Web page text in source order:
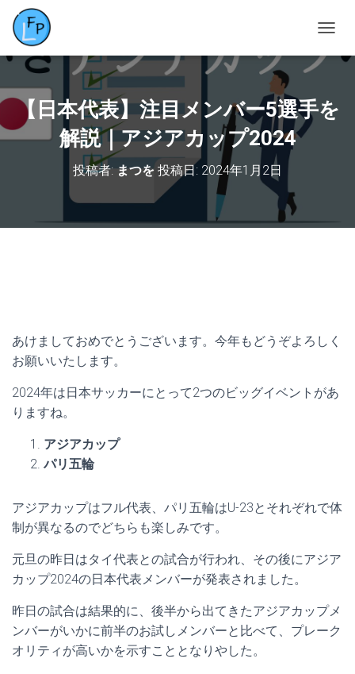
ビ
シ
ョ
【日本代表】注目メンバー5選手を
解説｜アジアカップ2024
投稿者:まつを 投稿日: 2024年1月2日
あけましておめでとうございます。今年もどうぞよろしく
お願いいたします。
2024年は日本サッカーにとって2つのビッグイベントがあ
りますね。
アジアカップ
パリ五輪
アジアカップはフル代表、パリ五輪はU-23とそれぞれで体
制が異なるのでどちらも楽しみです。
元旦の昨日はタイ代表との試合が行われ、その後にアジア
カップ2024の日本代表メンバーが発表されました。
昨日の試合は結果的に、後半から出てきたアジアカップメ
ンバーがいかに前半のお試しメンバーと比べて、プレーク
オリティが高いかを示すこととなりやした。